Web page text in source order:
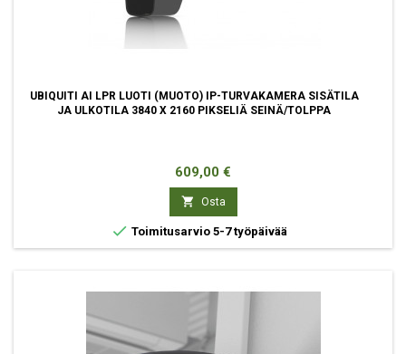
UBIQUITI AI LPR LUOTI (MUOTO) IP-TURVAKAMERA SISÄTILA
JA ULKOTILA 3840 X 2160 PIKSELIÄ SEINÄ/TOLPPA
Hinta
609,00 €
 Osta
 Toimitusarvio 5-7 työpäivää